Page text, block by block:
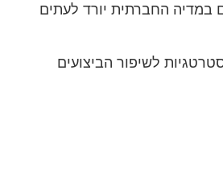
במדיה החברתית יורד לעתים
לשיפור הביצועים